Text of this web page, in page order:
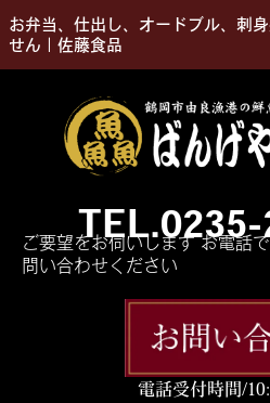
お弁当、仕出し、オードブル、刺
せん｜佐藤食品
ご要望をお伺いします お電話
問い合わせください
電話受付時間/